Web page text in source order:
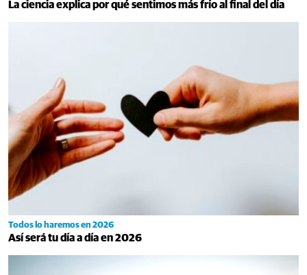
La ciencia explica por qué sentimos más frío al final del día
Todos lo haremos en 2026
Así será tu día a día en 2026